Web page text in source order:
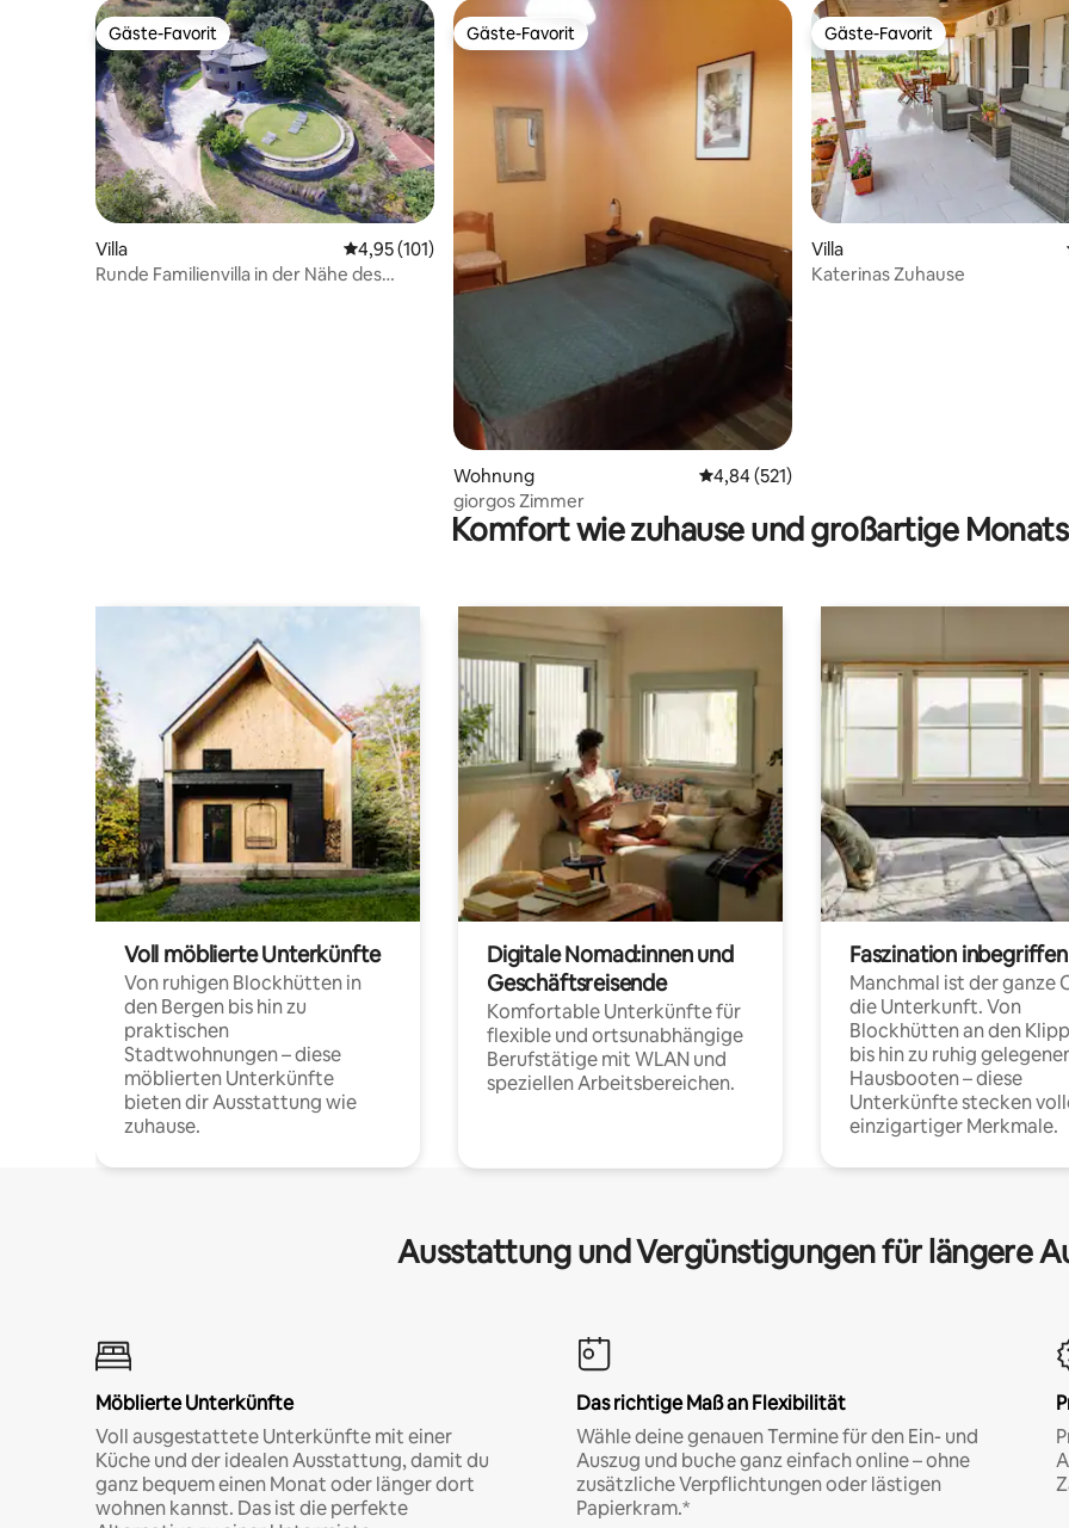
Gäste-Favorit
Gäste-Favorit
Villa Durchschnittliche Bewertung: 4,95 von 5, 101 Bewertungen
4,95 (101)
Runde Familienvilla in der Nähe des
Gäste-Favorit
Gäste-Favorit
Wohnung Durchschnittliche Bewertung: 4,84 von 5,
4,84 (521)
giorgos Zimmer
Gäste-Favorit
Gäste-Favorit
Villa
Katerinas Zuhause
Komfort wie zuhause und großartige
Voll möblierte Unterkünfte
Von ruhigen Blockhütten in
den Bergen bis hin zu
praktischen
Stadtwohnungen – diese
möblierten Unterkünfte
bieten dir Ausstattung wie
zuhause.
Digitale Nomad:innen und
Geschäftsreisende
Komfortable Unterkünfte für
flexible und ortsunabhängige
Berufstätige mit WLAN und
speziellen Arbeitsbereichen.
Faszination inbegriffen
Manchmal ist der ganze
die Unterkunft. Von
Blockhütten an den
bis hin zu ruhig
Hausbooten – diese
Unterkünfte stecken
einzigartiger Merkmale.
Ausstattung und Vergünstigungen für längere
Möblierte Unterkünfte
Voll ausgestattete Unterkünfte mit einer
Küche und der idealen Ausstattung, damit du
ganz bequem einen Monat oder länger dort
wohnen kannst. Das ist die perfekte
Das richtige Maß an Flexibilität
Wähle deine genauen Termine für den Ein- und
Auszug und buche ganz einfach online – ohne
zusätzliche Verpflichtungen oder lästigen
Papierkram.*